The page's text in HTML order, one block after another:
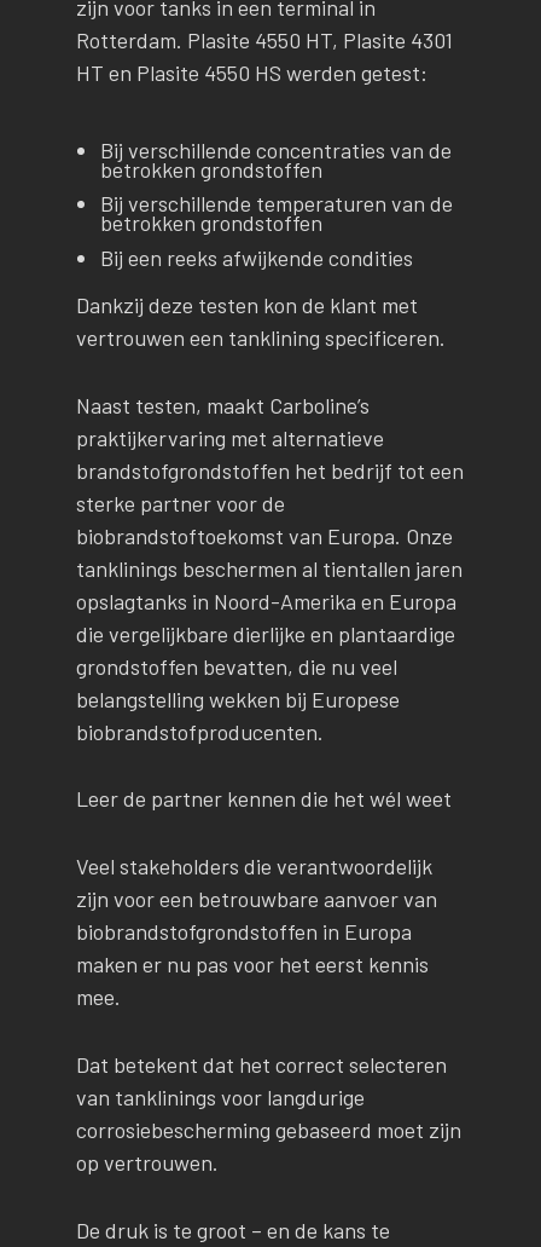
zijn voor tanks in een terminal in
Rotterdam. Plasite 4550 HT, Plasite 4301
HT en Plasite 4550 HS werden getest:
Bij verschillende concentraties van de
betrokken grondstoffen
Bij verschillende temperaturen van de
betrokken grondstoffen
Bij een reeks afwijkende condities
Dankzij deze testen kon de klant met
vertrouwen een tanklining specificeren.
Naast testen, maakt Carboline’s
praktijkervaring met alternatieve
brandstofgrondstoffen het bedrijf tot een
sterke partner voor de
biobrandstoftoekomst van Europa. Onze
tanklinings beschermen al tientallen jaren
opslagtanks in Noord-Amerika en Europa
die vergelijkbare dierlijke en plantaardige
grondstoffen bevatten, die nu veel
belangstelling wekken bij Europese
biobrandstofproducenten.
Leer de partner kennen die het wél weet
Veel stakeholders die verantwoordelijk
zijn voor een betrouwbare aanvoer van
biobrandstofgrondstoffen in Europa
maken er nu pas voor het eerst kennis
mee.
Dat betekent dat het correct selecteren
van tanklinings voor langdurige
corrosiebescherming gebaseerd moet zijn
op vertrouwen.
De druk is te groot – en de kans te